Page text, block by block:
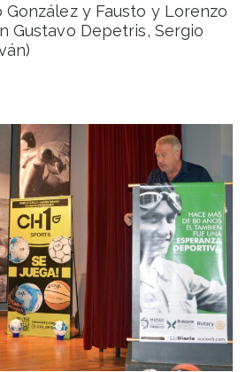
González y Fausto y Lorenzo
Gustavo Depetris, Sergio